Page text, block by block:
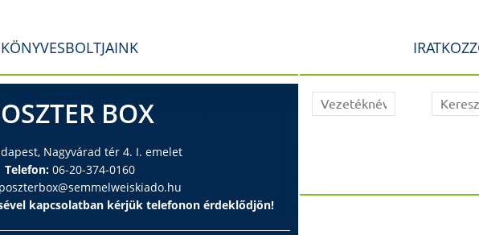
KÖNYVESBOLTJAINK
BOX
Nagyvárad tér 4. I. emelet
Telefon:06-20-374-0160
poszterbox@semmelweiskiado.hu
kapcsolatban kérjük telefonon érdeklődjön!